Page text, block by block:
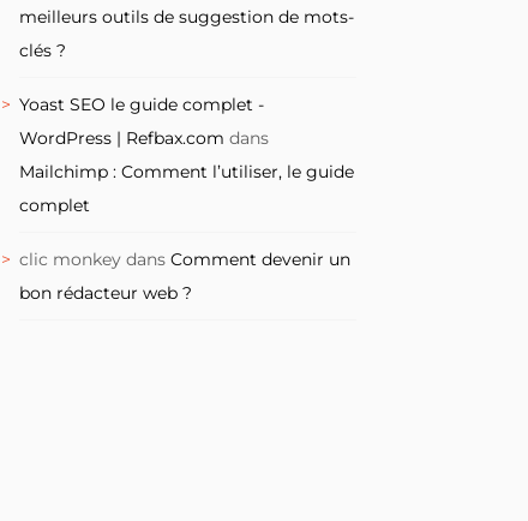
meilleurs outils de suggestion de mots-
clés ?
Yoast SEO le guide complet -
WordPress | Refbax.com dans
Mailchimp : Comment l’utiliser, le guide
complet
clic monkey dansComment devenir un
bon rédacteur web ?